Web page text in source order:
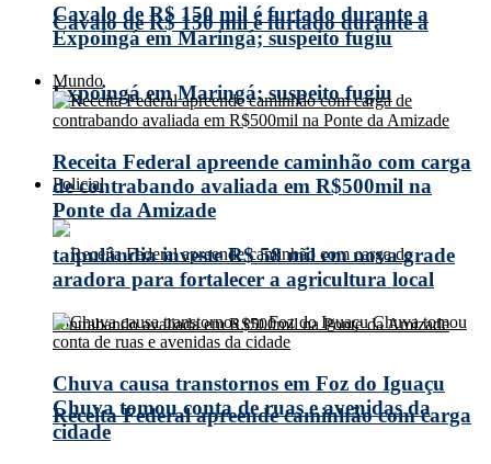
Cavalo de R$ 150 mil é furtado durante a
Expoingá em Maringá; suspeito fugiu
Policial
Receita Federal apreende caminhão com carga
Cavalo de R$ 150 mil é furtado durante a
Expoingá em Maringá; suspeito fugiu
Mundo
Receita Federal apreende caminhão com carga
de contrabando avaliada em R$500mil na
Ponte da Amizade
taipulândia investe R$ 58 mil em nova grade
aradora para fortalecer a agricultura local
Chuva causa transtornos em Foz do Iguaçu
Chuva tomou conta de ruas e avenidas da
cidade